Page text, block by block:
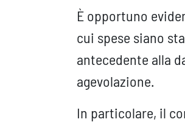
È opportuno
cui spese siano
antecedente alla
agevolazione.
In particolare, il